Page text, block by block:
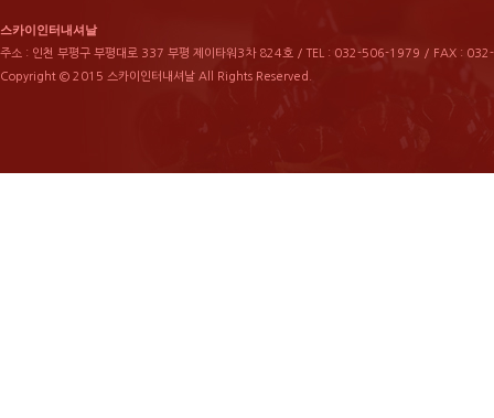
스카이인터내셔날
주소 : 인천 부평구 부평대로 337 부평 제이타워3차 824호 / TEL : 032-506-1979 / FAX :
Copyright © 2015 스카이인터내셔날 All Rights Reserved.